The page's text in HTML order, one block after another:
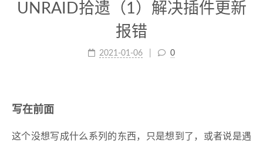
UNRAID拾遗（1）解决插件更新
报错
2021-01-06 0
写在前面
这个没想写成什么系列的东西，只是想到了，或者说是遇